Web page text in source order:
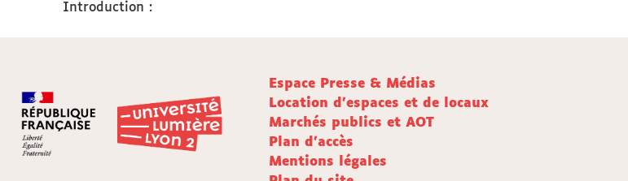
Introduction :
Espace Presse & Médias
Location d'espaces et de locaux
Marchés publics et AOT
Plan d'accès
Mentions légales